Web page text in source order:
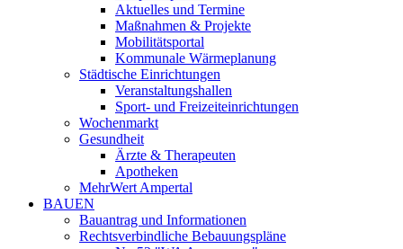
Aktuelles und Termine
Maßnahmen & Projekte
Mobilitätsportal
Kommunale Wärmeplanung
Städtische Einrichtungen
Veranstaltungshallen
Sport- und Freizeiteinrichtungen
Wochenmarkt
Gesundheit
Ärzte & Therapeuten
Apotheken
MehrWert Ampertal
BAUEN
Bauantrag und Informationen
Rechtsverbindliche Bebauungspläne